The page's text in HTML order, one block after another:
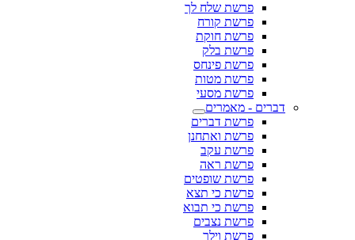
פרשת שלח לך
פרשת קורח
פרשת חוקת
פרשת בלק
פרשת פינחס
פרשת מטות
פרשת מסעי
דברים - מאמרים
פרשת דברים
פרשת ואתחנן
פרשת עקב
פרשת ראה
פרשת שופטים
פרשת כי תצא
פרשת כי תבוא
פרשת נצבים
פרשת וילך